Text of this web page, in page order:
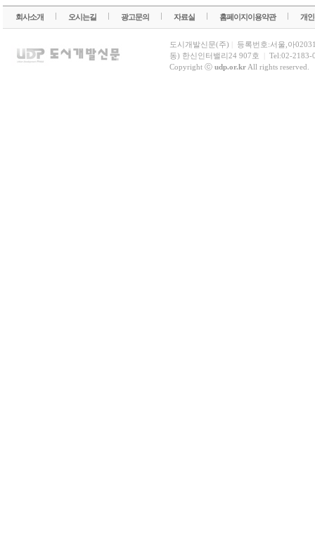
회사소개 오시는길 광고문의 자료실 홈페이지이용약관 개
도시개발신문(주)
등록번호:서울,아
동) 한신인터밸리24 907호
Tel:02-2183-
Copyright ⓒ udp.or.krAll rights reserved.